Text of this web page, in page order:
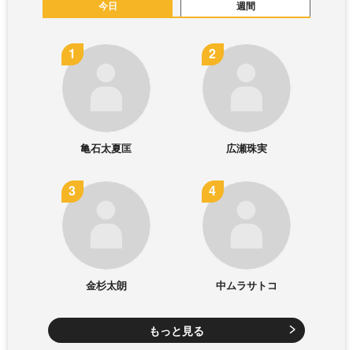
今日 週間
亀石太夏匡 広瀬珠実
金杉太朗 中ムラサトコ
もっと見る